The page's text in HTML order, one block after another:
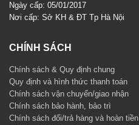
Ngày cấp: 05/01/2017
Nơi cấp: Sở KH & ĐT Tp Hà Nội
CHÍNH SÁCH
Chính sách & Quy định chung
Quy định và hình thức thanh toán
Chính sách vận chuyển/giao nhận
Chính sách bảo hành, bảo trì
Chính sách đổi/trả hàng và hoàn tiền